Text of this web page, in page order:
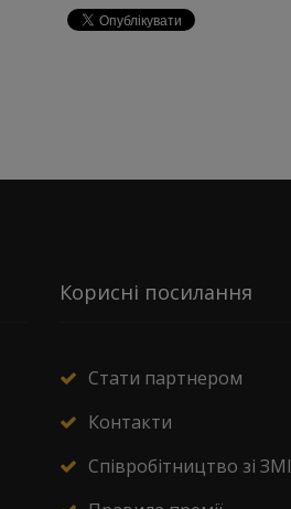
Корисні посилання
Стати партнером
Контакти
Співробітництво зі ЗМІ